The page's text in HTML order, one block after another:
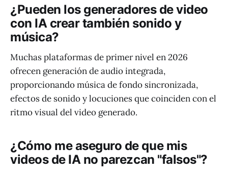
¿Pueden los generadores de video
con IA crear también sonido y
música?
Muchas plataformas de primer nivel en 2026
ofrecen generación de audio integrada,
proporcionando música de fondo sincronizada,
efectos de sonido y locuciones que coinciden con el
ritmo visual del video generado.
¿Cómo me aseguro de que mis
videos de IA no parezcan "falsos"?